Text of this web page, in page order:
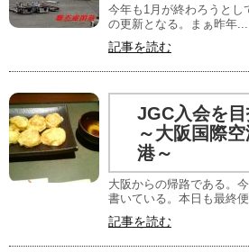
今年も1月が終わろうとし
の更新となる。まぁ昨年...
記事を読む
JGC入会を
～大阪国際
港～
大阪からの帰路である。
書いている。本日も最終
記事を読む